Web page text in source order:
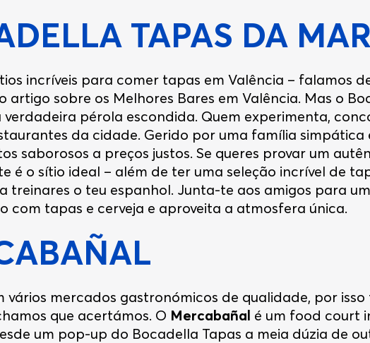
TAPAS DA
incríveis para comer tapas em Valência – falamos
artigo sobre os Melhores Bares em Valência. Mas o
verdadeira pérola escondida. Quem experimenta,
da cidade. Gerido por uma família simpática
saborosos a preços justos. Se queres provar um
é o sítio ideal – além de ter uma seleção incrível de
treinares o teu espanhol. Junta-te aos amigos para
com tapas e cerveja e aproveita a atmosfera única.
vários mercados gastronómicos de qualidade, por
que acertámos. O Mercabañal é um food court
um pop-up do Bocadella Tapas a meia dúzia de